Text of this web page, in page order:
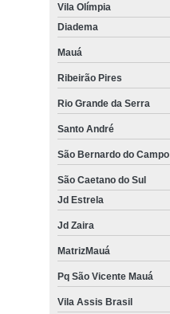
Vila Olímpia
Diadema
Mauá
Ribeirão Pires
Rio Grande da Serra
Santo André
São Bernardo do Campo
São Caetano do Sul
Jd Estrela
Jd Zaira
MatrizMauá
Pq São Vicente Mauá
Vila Assis Brasil